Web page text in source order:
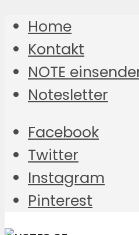
Home
Kontakt
NOTE
Notesletter
Facebook
Twitter
Instagram
Pinterest